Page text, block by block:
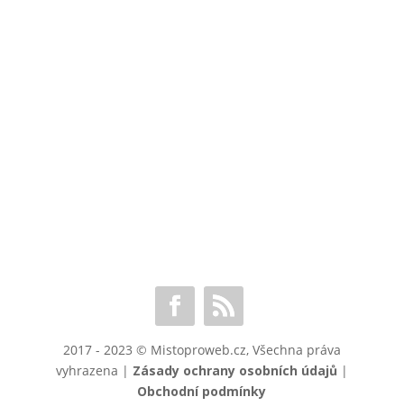
2017 - 2023 © Mistoproweb.cz, Všechna práva
vyhrazena | Zásady ochrany osobních údajů |
Obchodní podmínky